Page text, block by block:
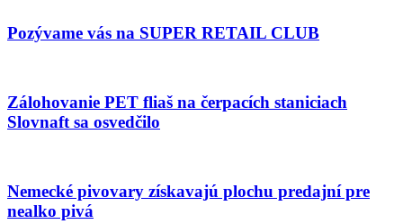
Pozývame vás na SUPER RETAIL CLUB
Zálohovanie PET fliaš na čerpacích staniciach
Slovnaft sa osvedčilo
Nemecké pivovary získavajú plochu predajní pre
nealko pivá